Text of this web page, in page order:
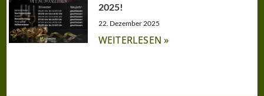
2025!
22. Dezember 2025
WEITERLESEN »